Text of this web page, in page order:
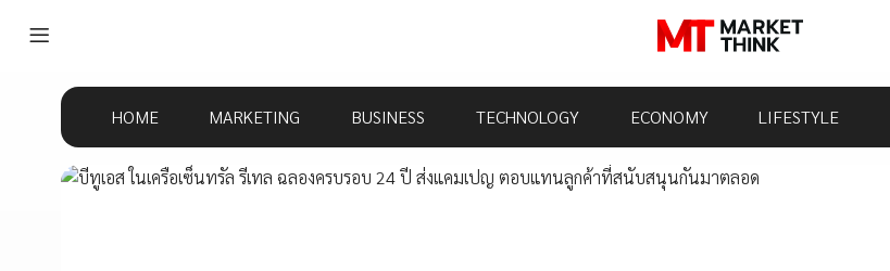
HOME MARKETING BUSINESS TECHNOLOGY ECONOMY LIFESTYLE